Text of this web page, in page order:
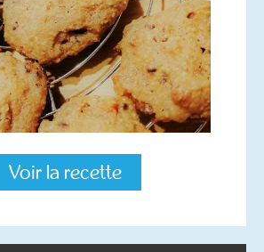
Voir la recette